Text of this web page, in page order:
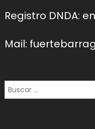
Registro DNDA:
Mail:
Buscar: